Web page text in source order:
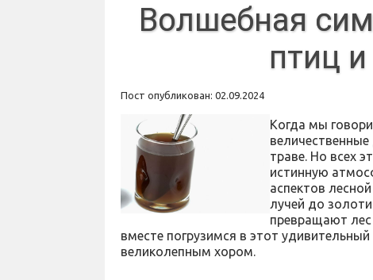
Волшебная
птиц
Пост опубликован: 02.09.2024
Когда мы
траве. Но всех
истинную
аспектов
лучей до
превращают лес
вместе погрузимся в этот
великолепным хором.